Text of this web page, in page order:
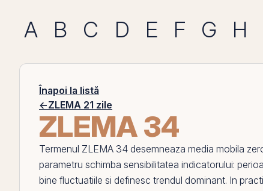
A B C D E F G H
Înapoi la listă
←ZLEMA 21 zile
ZLEMA 34
Termenul ZLEMA 34 desemneaza media mobila
parametru schimba sensibilitatea indicatorului:
bine fluctuatiile si definesc trendul dominant. In